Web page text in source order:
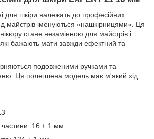
для шкіри належать до професійних
майстрів іменуються «нашкірницями». Ця
стане незамінною для майстрів і
бажають мати завжди ефектний та
подовженими ручками та
Ця полегшена модель має м'який хід
частини: 16 ± 1 мм